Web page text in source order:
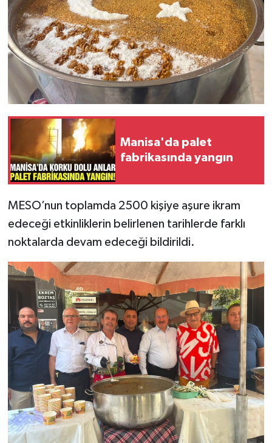
Manisa'da palet
fabrikasında yangın
MESO’nun toplamda 2500 kişiye aşure ikram
edeceği etkinliklerin belirlenen tarihlerde farklı
noktalarda devam edeceği bildirildi.